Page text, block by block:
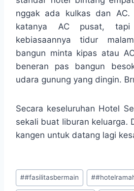
nggak ada kulkas dan AC.
katanya AC pusat,
kebiasaannya tidur
bangun minta kipas atau
beneran pas bangun
udara gunung yang dingin.
Secara keseluruhan Hotel
sekali buat liburan keluarga.
kangen untuk datang lagi
Post
Tags:
##fasilitasbermain #